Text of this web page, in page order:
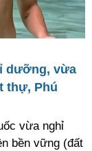
dưỡng, vừa
thự, Phú
vừa nghỉ
bền vững (đất